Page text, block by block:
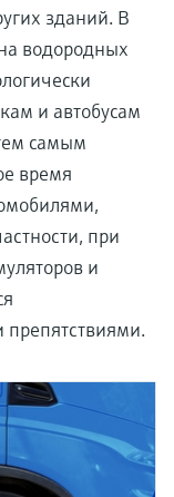
зданий. В
водородных
и автобусам
самым
время
при
и